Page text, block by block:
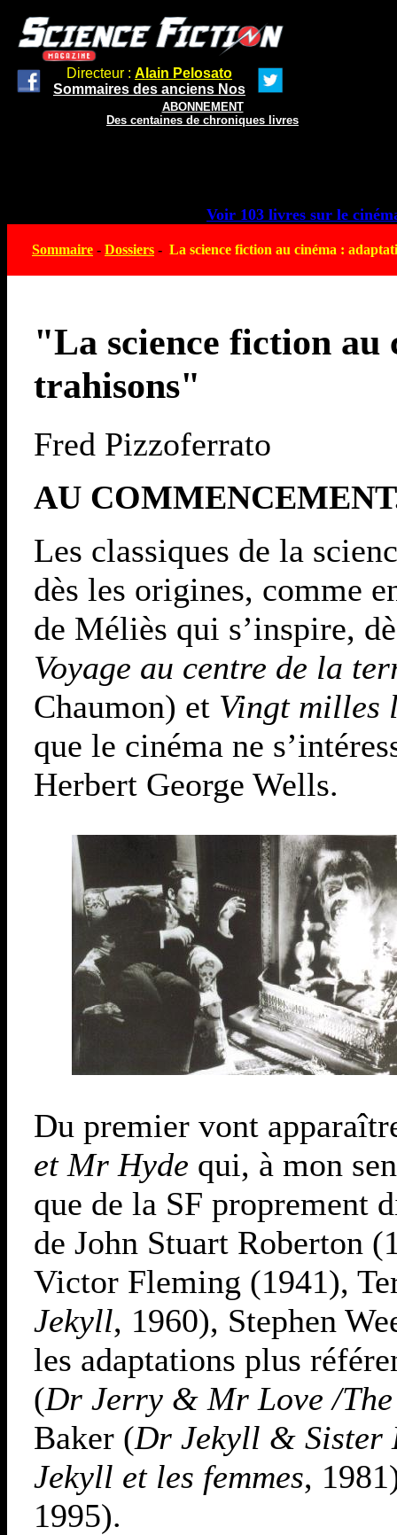
Directeur : Alain Pelosato
Sommaires des anciens Nos
ABONNEMENT
Des centaines de chroniques livres
Voir 103 livres sur le
Sommaire - Dossiers - La science fiction au cinéma :
"La science fiction au
trahisons"
Fred Pizzoferrato
AU
Les classiques de la
dès les origines, comme
de Méliès qui s’inspire,
Voyage au centre de la
Chaumon) et Vingt milles
que le cinéma ne
Herbert George Wells.
Du premier vont
et Mr Hyde qui, à mon
que de la SF proprement
de John Stuart Roberton
Victor Fleming (1941),
Jekyll, 1960), Stephen
les adaptations plus
(Dr Jerry & Mr Love /
Baker (Dr Jekyll & Sister
Jekyll et les femmes,
1995).